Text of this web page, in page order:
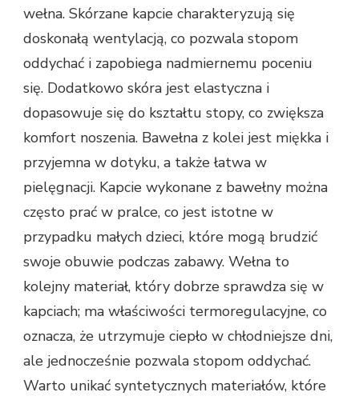
wełna. Skórzane kapcie charakteryzują się
doskonałą wentylacją, co pozwala stopom
oddychać i zapobiega nadmiernemu poceniu
się. Dodatkowo skóra jest elastyczna i
dopasowuje się do kształtu stopy, co zwiększa
komfort noszenia. Bawełna z kolei jest miękka i
przyjemna w dotyku, a także łatwa w
pielęgnacji. Kapcie wykonane z bawełny można
często prać w pralce, co jest istotne w
przypadku małych dzieci, które mogą brudzić
swoje obuwie podczas zabawy. Wełna to
kolejny materiał, który dobrze sprawdza się w
kapciach; ma właściwości termoregulacyjne, co
oznacza, że utrzymuje ciepło w chłodniejsze dni,
ale jednocześnie pozwala stopom oddychać.
Warto unikać syntetycznych materiałów, które